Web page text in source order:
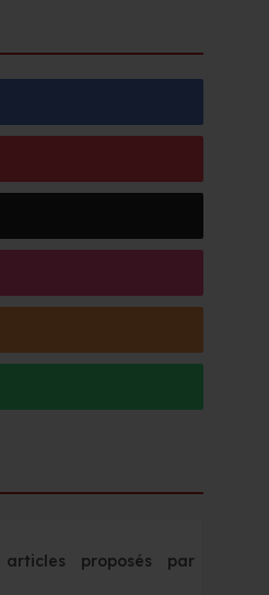
proposés par